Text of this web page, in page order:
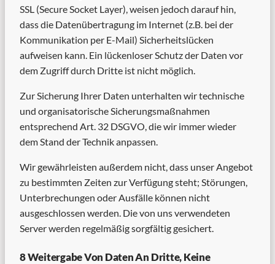
SSL (Secure Socket Layer), weisen jedoch darauf hin,
dass die Datenübertragung im Internet (z.B. bei der
Kommunikation per E-Mail) Sicherheitslücken
aufweisen kann. Ein lückenloser Schutz der Daten vor
dem Zugriff durch Dritte ist nicht möglich.
Zur Sicherung Ihrer Daten unterhalten wir technische
und organisatorische Sicherungsmaßnahmen
entsprechend Art. 32 DSGVO, die wir immer wieder
dem Stand der Technik anpassen.
Wir gewährleisten außerdem nicht, dass unser Angebot
zu bestimmten Zeiten zur Verfügung steht; Störungen,
Unterbrechungen oder Ausfälle können nicht
ausgeschlossen werden. Die von uns verwendeten
Server werden regelmäßig sorgfältig gesichert.
8 Weitergabe Von Daten An Dritte, Keine